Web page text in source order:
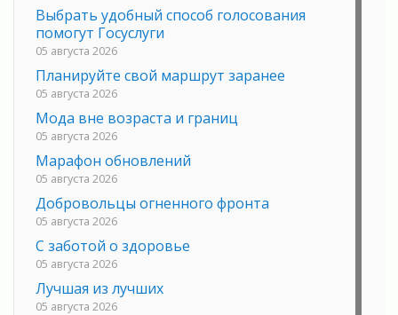
Выбрать удобный способ голосования
помогут Госуслуги
05 августа 2026
Планируйте свой маршрут заранее
05 августа 2026
Мода вне возраста и границ
05 августа 2026
Марафон обновлений
05 августа 2026
Добровольцы огненного фронта
05 августа 2026
С заботой о здоровье
05 августа 2026
Лучшая из лучших
05 августа 2026